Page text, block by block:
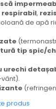
respirabil,
de apă
tip spic/
urechi
produs